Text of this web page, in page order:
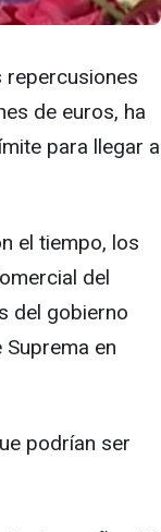
repercusiones
de euros, ha
para llegar a
el tiempo, los
del
del gobierno
en
podrían ser